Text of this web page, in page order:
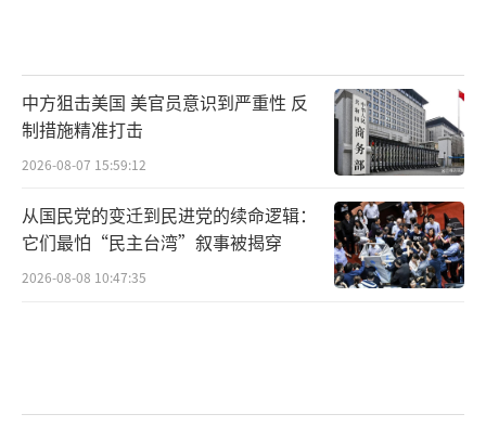
中方狙击美国 美官员意识到严重性 反
制措施精准打击
2026-08-07 15:59:12
从国民党的变迁到民进党的续命逻辑：
它们最怕“民主台湾”叙事被揭穿
2026-08-08 10:47:35